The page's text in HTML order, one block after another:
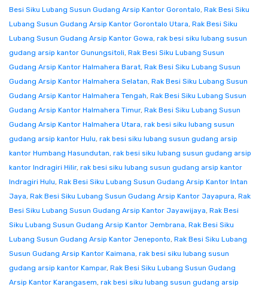
Besi Siku Lubang Susun Gudang Arsip Kantor Gorontalo, Rak Besi Siku
Lubang Susun Gudang Arsip Kantor Gorontalo Utara, Rak Besi Siku
Lubang Susun Gudang Arsip Kantor Gowa, rak besi siku lubang susun
gudang arsip kantor Gunungsitoli, Rak Besi Siku Lubang Susun
Gudang Arsip Kantor Halmahera Barat, Rak Besi Siku Lubang Susun
Gudang Arsip Kantor Halmahera Selatan, Rak Besi Siku Lubang Susun
Gudang Arsip Kantor Halmahera Tengah, Rak Besi Siku Lubang Susun
Gudang Arsip Kantor Halmahera Timur, Rak Besi Siku Lubang Susun
Gudang Arsip Kantor Halmahera Utara, rak besi siku lubang susun
gudang arsip kantor Hulu, rak besi siku lubang susun gudang arsip
kantor Humbang Hasundutan, rak besi siku lubang susun gudang arsip
kantor Indragiri Hilir, rak besi siku lubang susun gudang arsip kantor
Indragiri Hulu, Rak Besi Siku Lubang Susun Gudang Arsip Kantor Intan
Jaya, Rak Besi Siku Lubang Susun Gudang Arsip Kantor Jayapura, Rak
Besi Siku Lubang Susun Gudang Arsip Kantor Jayawijaya, Rak Besi
Siku Lubang Susun Gudang Arsip Kantor Jembrana, Rak Besi Siku
Lubang Susun Gudang Arsip Kantor Jeneponto, Rak Besi Siku Lubang
Susun Gudang Arsip Kantor Kaimana, rak besi siku lubang susun
gudang arsip kantor Kampar, Rak Besi Siku Lubang Susun Gudang
Arsip Kantor Karangasem, rak besi siku lubang susun gudang arsip